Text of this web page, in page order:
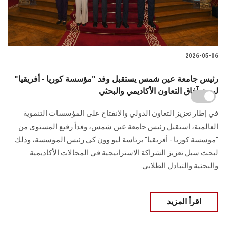
2026-05-06
رئيس جامعة عين شمس يستقبل وفد "مؤسسة كوريا - أفريقيا"
لبحث آفاق التعاون الأكاديمي والبحثي
في إطار تعزيز التعاون الدولي والانفتاح على المؤسسات التنموية
العالمية، استقبل رئيس جامعة عين شمس، وفداً رفيع المستوى من
"مؤسسة كوريا - أفريقيا" برئاسة ليو وون كي رئيس المؤسسة، وذلك
لبحث سبل تعزيز الشراكة الاستراتيجية في المجالات الأكاديمية
والبحثية والتبادل الطلابي.
اقرأ المزيد